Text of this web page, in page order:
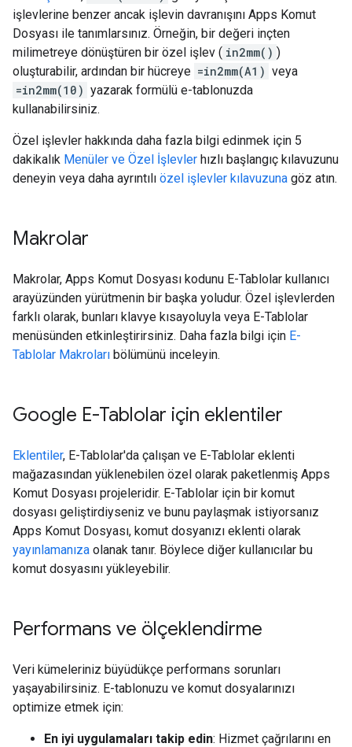
işlevlerine benzer ancak işlevin davranışını Apps Komut
Dosyası ile tanımlarsınız. Örneğin, bir değeri inçten
milimetreye dönüştüren bir özel işlev ( in2mm() )
oluşturabilir, ardından bir hücreye =in2mm(A1) veya
=in2mm(10) yazarak formülü e-tablonuzda
kullanabilirsiniz.
Özel işlevler hakkında daha fazla bilgi edinmek için 5
dakikalık Menüler ve Özel İşlevler hızlı başlangıç kılavuzunu
deneyin veya daha ayrıntılı özel işlevler kılavuzuna göz atın.
Makrolar
Makrolar, Apps Komut Dosyası kodunu E-Tablolar kullanıcı
arayüzünden yürütmenin bir başka yoludur. Özel işlevlerden
farklı olarak, bunları klavye kısayoluyla veya E-Tablolar
menüsünden etkinleştirirsiniz. Daha fazla bilgi için E-
Tablolar Makroları bölümünü inceleyin.
Google E-Tablolar için eklentiler
Eklentiler, E-Tablolar'da çalışan ve E-Tablolar eklenti
mağazasından yüklenebilen özel olarak paketlenmiş Apps
Komut Dosyası projeleridir. E-Tablolar için bir komut
dosyası geliştirdiyseniz ve bunu paylaşmak istiyorsanız
Apps Komut Dosyası, komut dosyanızı eklenti olarak
yayınlamanıza olanak tanır. Böylece diğer kullanıcılar bu
komut dosyasını yükleyebilir.
Performans ve ölçeklendirme
Veri kümeleriniz büyüdükçe performans sorunları
yaşayabilirsiniz. E-tablonuzu ve komut dosyalarınızı
optimize etmek için:
En iyi uygulamaları takip edin: Hizmet çağrılarını en